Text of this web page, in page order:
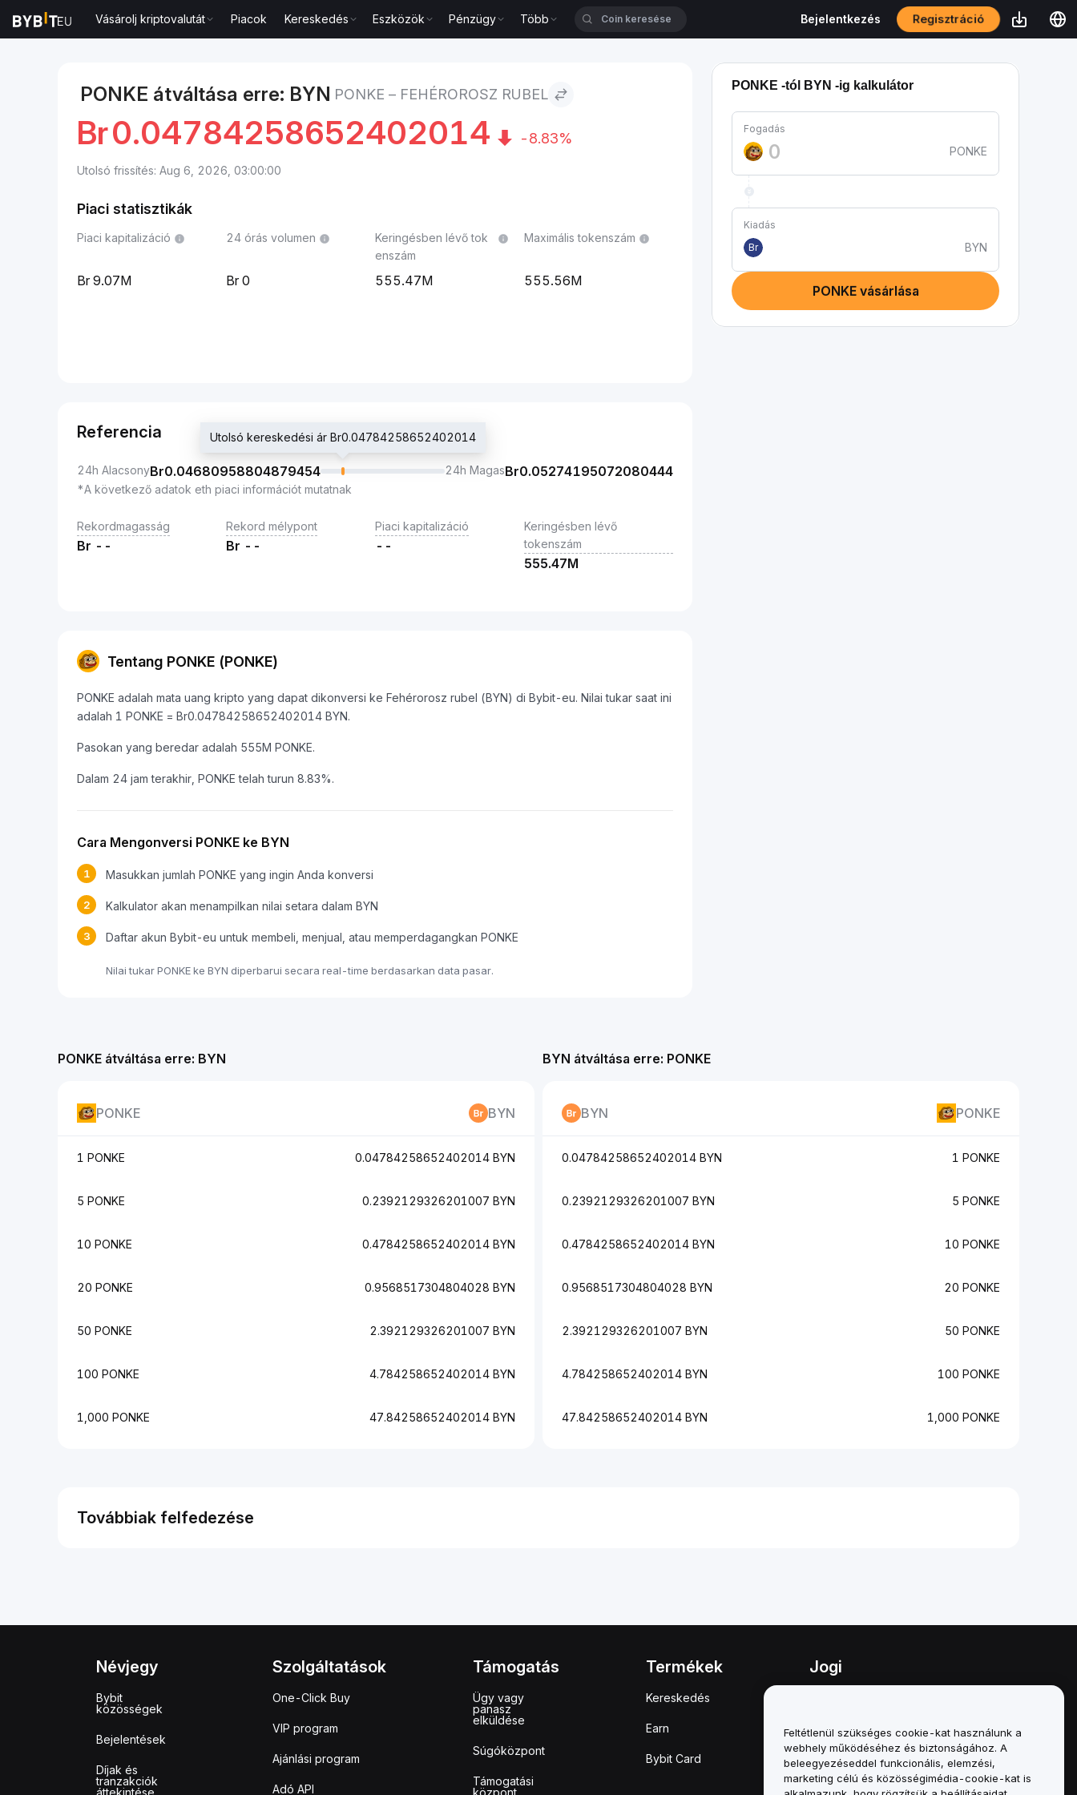
Vásárolj kriptovalutát Piacok Kereskedés Eszközök Pénzügy Több Bejelentkezés Regisztráció
PONKE átváltása erre: BYN PONKE – FEHÉROROSZ RUBEL
Br0.04784258652402014 -8.83%
Utolsó frissítés: Aug 6, 2026, 03:00:00
Piaci statisztikák
Piaci kapitalizáció
9.07M
24 órás volumen
0
Keringésben lévő tok
enszám
555.47M
Maximális tokenszám
555.56M
Referencia
24h AlacsonyBr0.04680958804879454
Utolsó kereskedési ár Br0.04784258652402014
24h MagasBr0.05274195072080444
*A következő adatok eth piaci információt mutatnak
Rekordmagasság
Br --
Rekord mélypont
Br --
Piaci kapitalizáció
--
Keringésben lévő
tokenszám
555.47M
Tentang PONKE (PONKE)
PONKE adalah mata uang kripto yang dapat dikonversi ke Fehérorosz rubel (BYN) di Bybit-eu. Nilai tukar saat ini
adalah 1 PONKE = Br0.04784258652402014 BYN.
Pasokan yang beredar adalah 555M PONKE.
Dalam 24 jam terakhir, PONKE telah turun 8.83%.
Cara Mengonversi PONKE ke BYN
1 Masukkan jumlah PONKE yang ingin Anda konversi
2 Kalkulator akan menampilkan nilai setara dalam BYN
3 Daftar akun Bybit-eu untuk membeli, menjual, atau memperdagangkan PONKE
Nilai tukar PONKE ke BYN diperbarui secara real-time berdasarkan data pasar.
PONKE -tól BYN -ig kalkulátor
Fogadás
PONKE
Kiadás
Br
BYN
PONKE vásárlása
PONKE átváltása erre: BYN
PONKE BYN
1 PONKE 0.04784258652402014 BYN
5 PONKE 0.2392129326201007 BYN
10 PONKE 0.4784258652402014 BYN
20 PONKE 0.9568517304804028 BYN
50 PONKE 2.392129326201007 BYN
100 PONKE 4.784258652402014 BYN
1,000 PONKE 47.84258652402014 BYN
BYN átváltása erre: PONKE
BYN PONKE
0.04784258652402014 BYN 1 PONKE
0.2392129326201007 BYN 5 PONKE
0.4784258652402014 BYN 10 PONKE
0.9568517304804028 BYN 20 PONKE
2.392129326201007 BYN 50 PONKE
4.784258652402014 BYN 100 PONKE
47.84258652402014 BYN 1,000 PONKE
Továbbiak felfedezése
Névjegy
Bybit
közösségek
Bejelentések
Díjak és
tranzakciók
áttekintése
Szolgáltatások
One-Click Buy
VIP program
Ajánlási program
Adó API
Támogatás
Ügy vagy
panasz
elküldése
Súgóközpont
Támogatási
központ
Termékek
Kereskedés
Earn
Bybit Card
Jogi
A letétkezelési és
adminisztrációs szabályzat
összefoglalója
ESG-információk
Feltétlenül szükséges cookie-kat használunk a
webhely működéséhez és biztonságához. A
beleegyezéseddel funkcionális, elemzési,
marketing célú és közösségimédia-cookie-kat is